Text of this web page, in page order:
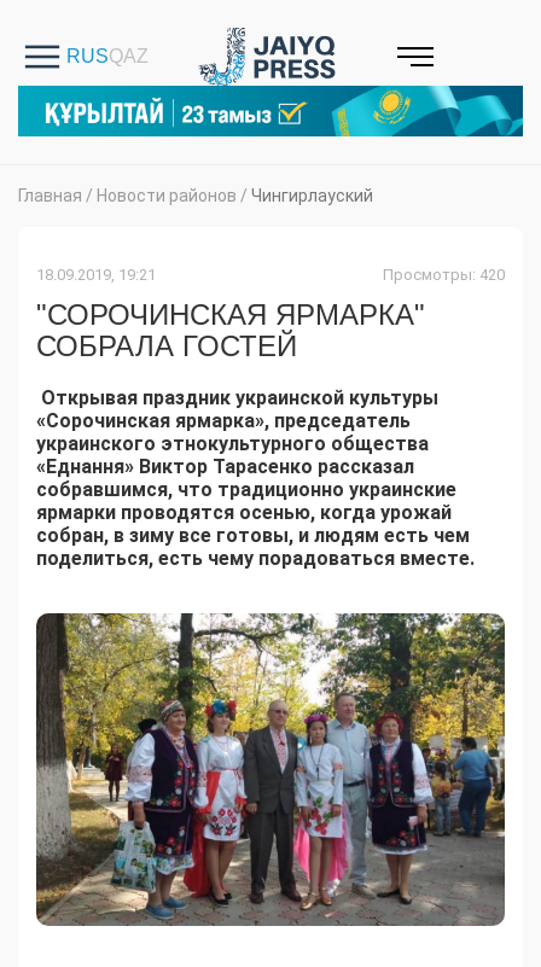
Главная / Новости районов / Чингирлауский
18.09.2019, 19:21 Просмотры: 420
"СОРОЧИНСКАЯ ЯРМАРКА"
СОБРАЛА ГОСТЕЙ
Открывая праздник украинской культуры
«Сорочинская ярмарка», председатель
украинского этнокультурного общества
«Еднання» Виктор Тарасенко рассказал
собравшимся, что традиционно украинские
ярмарки проводятся осенью, когда урожай
собран, в зиму все готовы, и людям есть чем
поделиться, есть чему порадоваться вместе.